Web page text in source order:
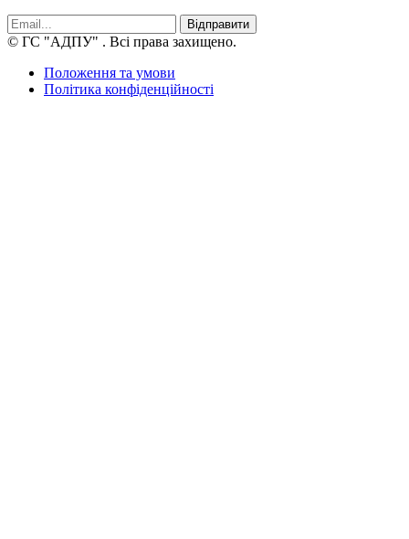
Відправити
© ГС "АДПУ" . Всі права захищено.
Положення та умови
Політика конфіденційності